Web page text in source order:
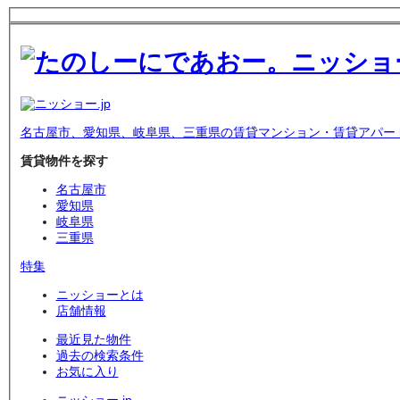
名古屋市、愛知県、岐阜県、三重県の賃貸マンション・賃貸アパー
賃貸物件を探す
名古屋市
愛知県
岐阜県
三重県
特集
ニッショーとは
店舗情報
最近見た物件
過去の検索条件
お気に入り